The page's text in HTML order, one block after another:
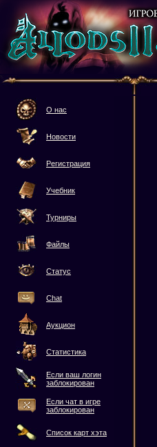
О нас
Новости
Регистрация
Учебник
Турниры
Файлы
Статус
Chat
Аукцион
Статистика
Если ваш логин
заблокирован
Если чат в игре
заблокирован
Список карт хэта